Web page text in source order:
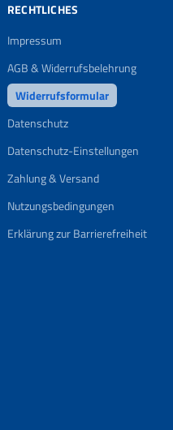
RECHTLICHES
Impressum
AGB & Widerrufsbelehrung
Widerrufsformular
Datenschutz
Datenschutz-Einstellungen
Zahlung & Versand
Nutzungsbedingungen
Erklärung zur Barrierefreiheit